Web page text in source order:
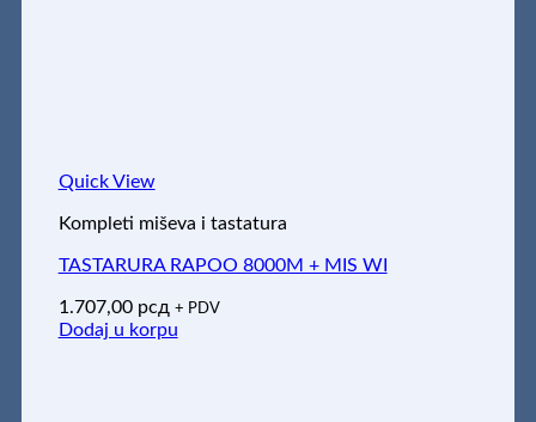
Quick View
Kompleti miševa i tastatura
TASTARURA RAPOO 8000M + MIS WI
1.707,00 рсд + PDV
Dodaj u korpu